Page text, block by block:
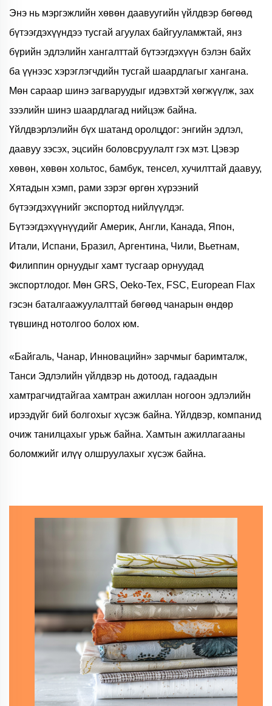
Энэ нь мэргэжлийн хөвөн даавуугийн үйлдвэр бөгөөд
бүтээгдэхүүндээ тусгай агуулах байгууламжтай, янз
бүрийн эдлэлийн хангалттай бүтээгдэхүүн бэлэн байх
ба үүнээс хэрэглэгчдийн тусгай шаардлагыг хангана.
Мөн сараар шинэ загваруудыг идэвхтэй хөгжүүлж, зах
зээлийн шинэ шаардлагад нийцэж байна.
Үйлдвэрлэлийн бүх шатанд оролцдог: энгийн эдлэл,
даавуу зэсэх, эцсийн боловсруулалт гэх мэт. Цэвэр
хөвөн, хөвөн хольтос, бамбук, тенсел, хучилттай даавуу,
Хятадын хэмп, рами зэрэг өргөн хүрээний
бүтээгдэхүүнийг экспортод нийлүүлдэг.
Бүтээгдэхүүнүүдийг Америк, Англи, Канада, Япон,
Итали, Испани, Бразил, Аргентина, Чили, Вьетнам,
Филиппин орнуудыг хамт тусгаар орнуудад
экспортлодог. Мөн GRS, Oeko-Tex, FSC, European Flax
гэсэн баталгаажуулалттай бөгөөд чанарын өндөр
түвшинд нотолгоо болох юм.
«Байгаль, Чанар, Инновацийн» зарчмыг баримталж,
Танси Эдлэлийн үйлдвэр нь дотоод, гадаадын
хамтрагчидтайгаа хамтран ажиллан ногоон эдлэлийн
ирээдүйг бий болгохыг хүсэж байна. Үйлдвэр, компанид
очиж танилцахыг урьж байна. Хамтын ажиллагааны
боломжийг илүү олшруулахыг хүсэж байна.